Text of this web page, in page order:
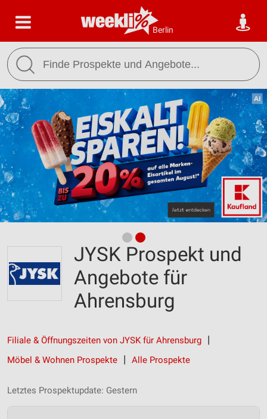
Berlin
JYSK Prospekt und
Angebote für
Ahrensburg
Filiale & Öffnungszeiten von JYSK für Ahrensburg
Möbel & Wohnen Prospekte
Alle Prospekte
Letztes Prospektupdate: Gestern